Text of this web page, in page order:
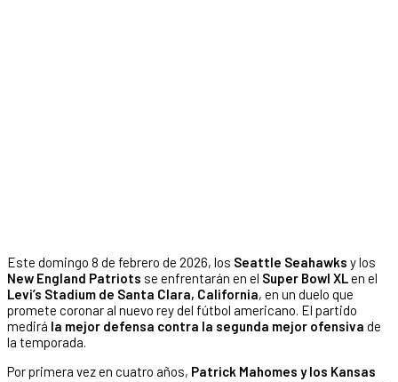
Este domingo 8 de febrero de 2026, los Seattle Seahawks y los
New England Patriots se enfrentarán en el Super Bowl XLen el
Levi’s Stadium de Santa Clara, California, en un duelo que
promete coronar al nuevo rey del fútbol americano. El partido
medirá la mejor defensa contra la segunda mejor ofensiva de
la temporada.
Por primera vez en cuatro años, Patrick Mahomes y los Kansas